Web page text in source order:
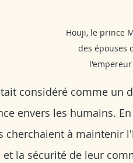
des épouses
considéré comme un
envers les humains.
cherchaient à maintenir
la sécurité de leur